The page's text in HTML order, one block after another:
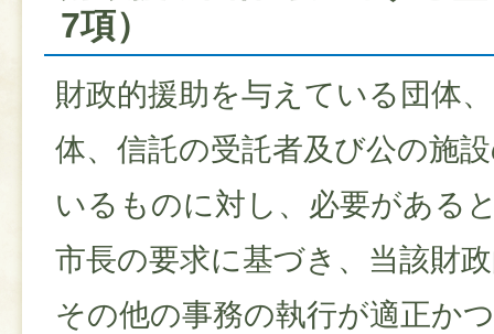
7項）
財政的援助を与えている団体
体、信託の受託者及び公の施
いるものに対し、必要がある
市長の要求に基づき、当該財
その他の事務の執行が適正か